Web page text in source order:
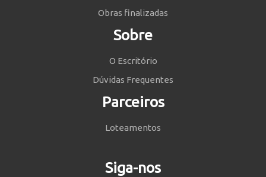
Obras finalizadas
Sobre
O Escritório
Dúvidas Frequentes
Parceiros
Loteamentos
Siga-nos